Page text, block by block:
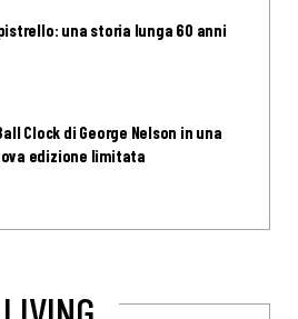
una storia lunga 60 anni
Clock di George Nelson in una
edizione limitata